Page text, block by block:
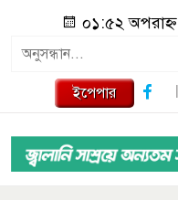
০১:৫২
ইপেপার